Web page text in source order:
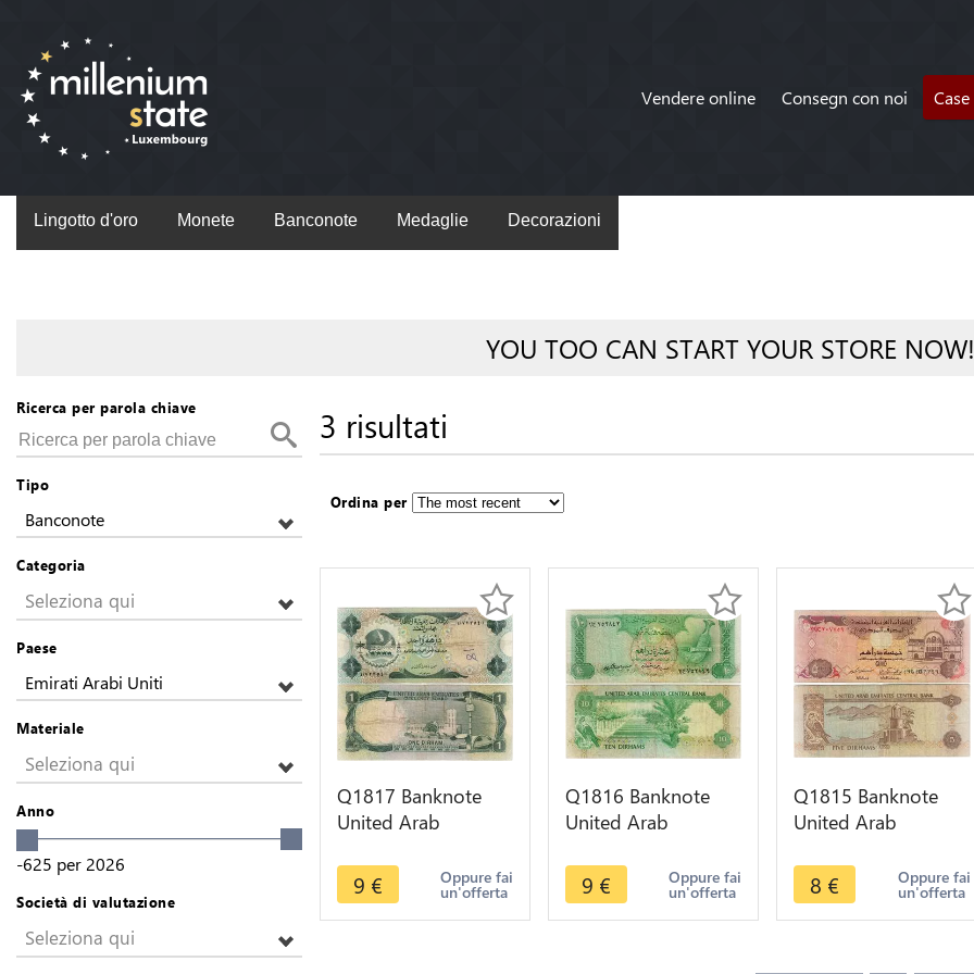
Vendere online Consegn con noi
Lingotto d'oro Monete Banconote Medaglie Decorazioni
YOU TOO CAN START YOUR STORE NOW!
Ricerca per parola chiave
Tipo
Banconote
Categoria
Seleziona qui
Paese
Emirati Arabi Uniti
Materiale
Seleziona qui
Anno
-625 per 2026
Società di valutazione
Seleziona qui
3 risultati
Ordina per
Q1817 Banknote
United Arab
1973 -> Make offer
9 € Oppure fai
un'offerta
Q1816 Banknote
United Arab
Dirhams 1982 ->
Make offer
9 € Oppure fai
un'offerta
Q1815 Banknote
United Arab
1995 -> Make offer
8 € Oppure fai
un'offerta